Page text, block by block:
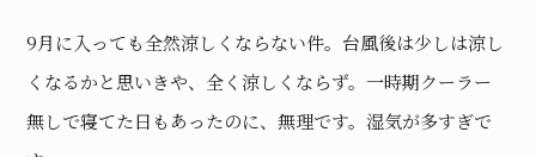
9月に入っても全然涼しくならない件。台風後は少しは涼し
くなるかと思いきや、全く涼しくならず。一時期クーラー
無しで寝てた日もあったのに、無理です。湿気が多すぎで